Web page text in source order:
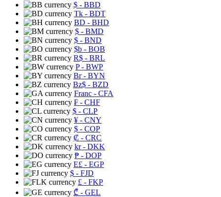
$ - BBD
Tk - BDT
BD - BHD
$ - BMD
$ - BND
$b - BOB
R$ - BRL
P- BWP
Br- BYN
Bz$ - BZD
Franc - CFA
₣ - CHF
$ - CLP
¥ - CNY
$ - COP
₡ - CRC
kr- DKK
₱ - DOP
E£ - EGP
$ - FJD
£ - FKP
₾ - GEL